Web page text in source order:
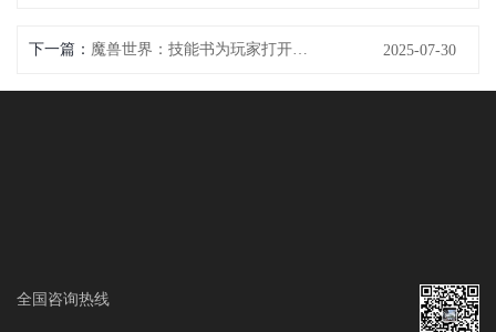
下一篇： 2025-07-30
全国咨询热线